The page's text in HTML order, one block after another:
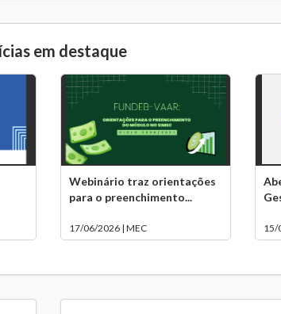
em destaque
Webinário traz orientações
para o preenchimento...
17/06/2026 | MEC 15/